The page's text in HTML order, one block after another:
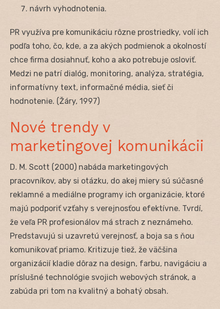
návrh vyhodnotenia.
PR využíva pre komunikáciu rôzne prostriedky, volí ich
podľa toho, čo, kde, a za akých podmienok a okolností
chce firma dosiahnuť, koho a ako potrebuje osloviť.
Medzi ne patrí dialóg, monitoring, analýza, stratégia,
informatívny text, informačné média, sieť či
hodnotenie. (Žáry, 1997)
Nové trendy v
marketingovej komunikácii
D. M. Scott (2000) nabáda marketingových
pracovníkov, aby si otázku, do akej miery sú súčasné
reklamné a mediálne programy ich organizácie, ktoré
majú podporiť vzťahy s verejnosťou efektívne. Tvrdí,
že veľa PR profesionálov má strach z neznámeho.
Predstavujú si uzavretú verejnosť, a boja sa s ňou
komunikovať priamo. Kritizuje tiež, že väčšina
organizácií kladie dôraz na design, farbu, navigáciu a
príslušné technológie svojich webových stránok, a
zabúda pri tom na kvalitný a bohatý obsah.